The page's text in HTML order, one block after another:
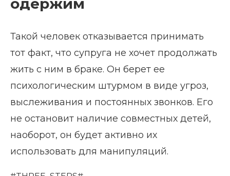
Такой человек отказывается принимать
тот факт, что супруга не хочет продолжать
жить с ним в браке. Он берет ее
психологическим штурмом в виде угроз,
выслеживания и постоянных звонков. Его
не остановит наличие совместных детей,
наоборот, он будет активно их
использовать для манипуляций.